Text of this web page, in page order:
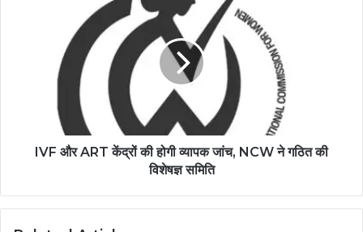
IVF और ART केंद्रों की होगी व्यापक जांच, NCW ने गठित की
विशेषज्ञ समिति